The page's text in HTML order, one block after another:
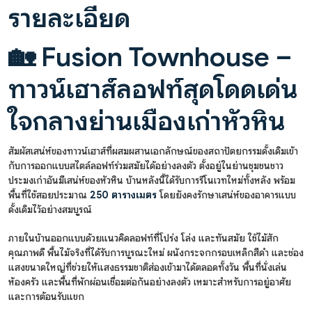
รายละเอียด
🏡 Fusion Townhouse –
ทาวน์เฮาส์ลอฟท์สุดโดดเด่น
ใจกลางย่านเมืองเก่าหัวหิน
สัมผัสเสน่ห์ของทาวน์เฮาส์ที่ผสมผสานเอกลักษณ์ของสถาปัตยกรรมดั้งเดิมเข้า
กับการออกแบบสไตล์ลอฟท์ร่วมสมัยได้อย่างลงตัว ตั้งอยู่ในย่านชุมชนชาว
ประมงเก่าอันมีเสน่ห์ของหัวหิน บ้านหลังนี้ได้รับการรีโนเวทใหม่ทั้งหลัง พร้อม
พื้นที่ใช้สอยประมาณ 250 ตารางเมตรโดยยังคงรักษาเสน่ห์ของอาคารแบบ
ดั้งเดิมไว้อย่างสมบูรณ์
ภายในบ้านออกแบบด้วยแนวคิดลอฟท์ที่โปร่ง โล่ง และทันสมัย ใช้ไม้สัก
คุณภาพดี พื้นไม้จริงที่ได้รับการบูรณะใหม่ ผนังกระจกกรอบเหล็กสีดำ และช่อง
แสงขนาดใหญ่ที่ช่วยให้แสงธรรมชาติส่องเข้ามาได้ตลอดทั้งวัน พื้นที่นั่งเล่น
ห้องครัว และพื้นที่พักผ่อนเชื่อมต่อกันอย่างลงตัว เหมาะสำหรับการอยู่อาศัย
และการต้อนรับแขก